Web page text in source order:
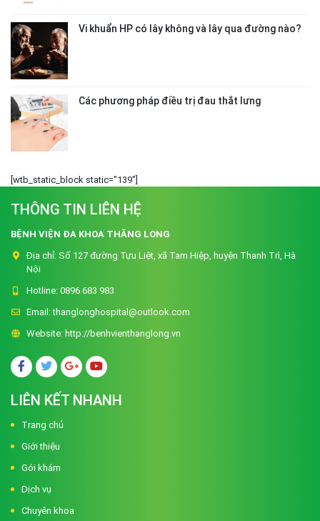
Vi khuẩn HP có lây không và lây qua đường nào?
Các phương pháp điều trị đau thắt lưng
[wtb_static_block static="139"]
THÔNG TIN LIÊN HỆ
BỆNH VIỆN ĐA KHOA THĂNG LONG
Địa chỉ: Số 127 đường Tựu Liệt, xã Tam Hiệp, huyện Thanh Trì, Hà
Nội
Hotline: 0896 683 983
Email:thanglonghospital@outlook.com
Website: http://benhvienthanglong.vn
LIÊN KẾT NHANH
Trang chủ
Giới thiệu
Gói khám
Dịch vụ
Chuyên khoa